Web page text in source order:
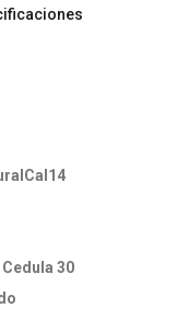
30